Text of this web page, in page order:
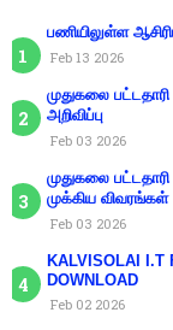
பணியிலுள்ள
Feb 13 2026
முதுகலை
அறிவிப்பு
Feb 03 2026
முதுகலை
முக்கிய விவரங்கள்
Feb 03 2026
KALVISOLAI I.T
DOWNLOAD
Feb 02 2026